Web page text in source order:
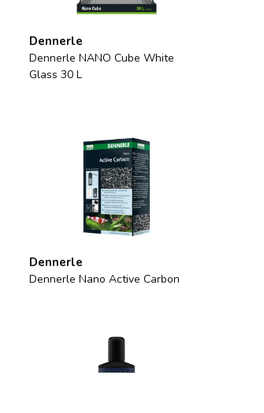
Dennerle
Dennerle NANO Cube White
Glass 30 L
Dennerle
Dennerle Nano Active Carbon